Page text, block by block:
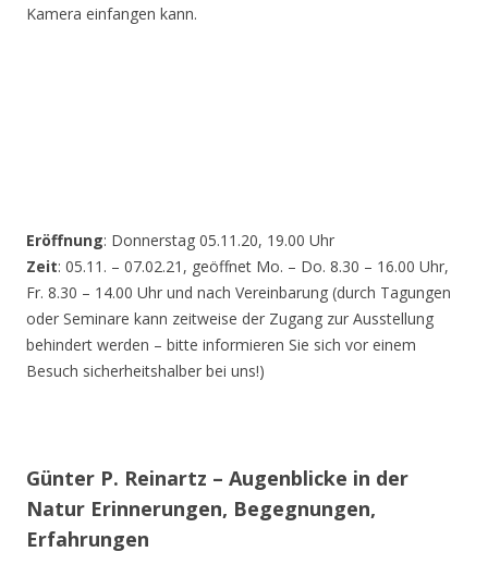
Kamera einfangen kann.
Eröffnung: Donnerstag 05.11.20, 19.00 Uhr
Zeit: 05.11. – 07.02.21, geöffnet Mo. – Do. 8.30 – 16.00 Uhr,
Fr. 8.30 – 14.00 Uhr und nach Vereinbarung (durch Tagungen
oder Seminare kann zeitweise der Zugang zur Ausstellung
behindert werden – bitte informieren Sie sich vor einem
Besuch sicherheitshalber bei uns!)
Günter P. Reinartz – Augenblicke in der
Natur Erinnerungen, Begegnungen,
Erfahrungen